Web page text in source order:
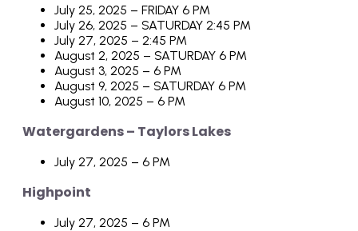
July 25, 2025 – FRIDAY 6 PM
July 26, 2025 – SATURDAY 2:45 PM
July 27, 2025 – 2:45 PM
August 2, 2025 – SATURDAY 6 PM
August 3, 2025 – 6 PM
August 9, 2025 – SATURDAY 6 PM
August 10, 2025 – 6 PM
Watergardens – Taylors Lakes
July 27, 2025 – 6 PM
Highpoint
July 27, 2025 – 6 PM